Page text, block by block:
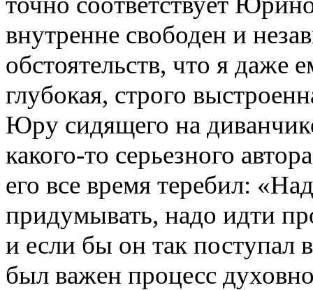
внутренне свободен и
обстоятельств, что я даже
глубокая, строго
Юру сидящего на
какого-то серьезного
его все время теребил:
придумывать, надо идти
и если бы он так
был важен процесс